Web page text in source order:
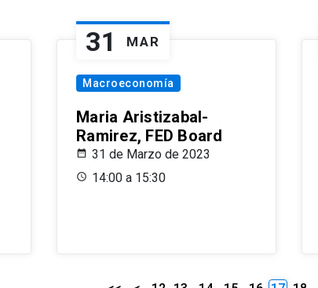
31 MAR
Macroeconomía
Maria Aristizabal-
Ramirez, FED Board
31 de Marzo de 2023
14:00 a 15:30